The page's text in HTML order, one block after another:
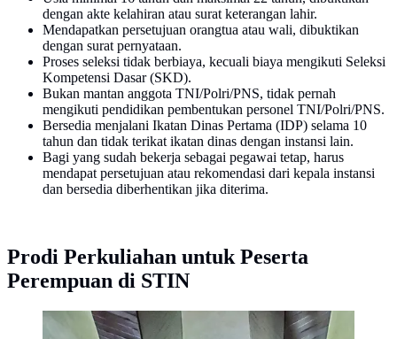
dengan akte kelahiran atau surat keterangan lahir.
Mendapatkan persetujuan orangtua atau wali, dibuktikan
dengan surat pernyataan.
Proses seleksi tidak berbiaya, kecuali biaya mengikuti Seleksi
Kompetensi Dasar (SKD).
Bukan mantan anggota TNI/Polri/PNS, tidak pernah
mengikuti pendidikan pembentukan personel TNI/Polri/PNS.
Bersedia menjalani Ikatan Dinas Pertama (IDP) selama 10
tahun dan tidak terikat ikatan dinas dengan instansi lain.
Bagi yang sudah bekerja sebagai pegawai tetap, harus
mendapat persetujuan atau rekomendasi dari kepala instansi
dan bersedia diberhentikan jika diterima.
Prodi Perkuliahan untuk Peserta
Perempuan di STIN
Taruna Sekolah Tinggi Intelijen Negara (STIN)